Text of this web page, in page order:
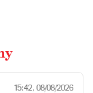
15:42, 08/08/2026